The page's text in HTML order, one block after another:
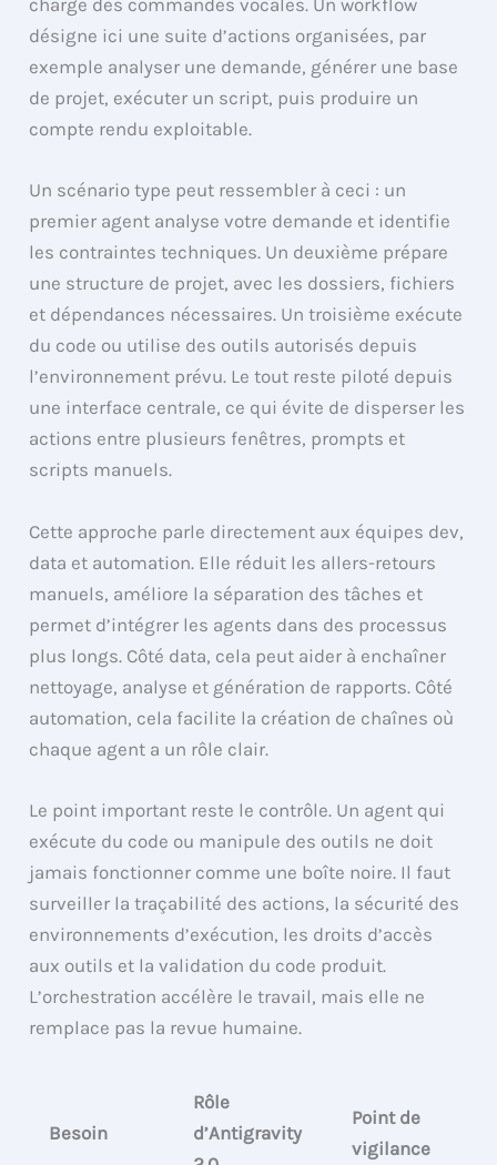
charge des commandes vocales. Un workflow
désigne ici une suite d’actions organisées, par
exemple analyser une demande, générer une base
de projet, exécuter un script, puis produire un
compte rendu exploitable.
Un scénario type peut ressembler à ceci : un
premier agent analyse votre demande et identifie
les contraintes techniques. Un deuxième prépare
une structure de projet, avec les dossiers, fichiers
et dépendances nécessaires. Un troisième exécute
du code ou utilise des outils autorisés depuis
l’environnement prévu. Le tout reste piloté depuis
une interface centrale, ce qui évite de disperser les
actions entre plusieurs fenêtres, prompts et
scripts manuels.
Cette approche parle directement aux équipes dev,
data et automation. Elle réduit les allers-retours
manuels, améliore la séparation des tâches et
permet d’intégrer les agents dans des processus
plus longs. Côté data, cela peut aider à enchaîner
nettoyage, analyse et génération de rapports. Côté
automation, cela facilite la création de chaînes où
chaque agent a un rôle clair.
Le point important reste le contrôle. Un agent qui
exécute du code ou manipule des outils ne doit
jamais fonctionner comme une boîte noire. Il faut
surveiller la traçabilité des actions, la sécurité des
environnements d’exécution, les droits d’accès
aux outils et la validation du code produit.
L’orchestration accélère le travail, mais elle ne
remplace pas la revue humaine.
Besoin
Rôle
d’Antigravity
Point de
vigilance